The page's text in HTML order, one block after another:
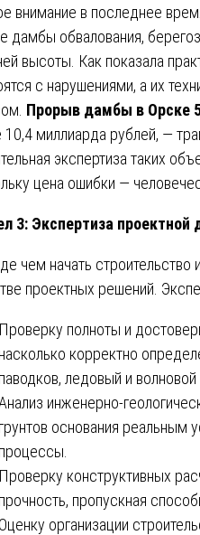
внимание в последнее
дамбы обвалования,
высоты. Как показала
с нарушениями, а их
Прорыв дамбы в Орске
10,4 миллиарда рублей, —
экспертиза таких
цена ошибки —
3: Экспертиза
чем начать строительство
проектных решений.
Проверку полноты и
насколько корректно
паводков, ледовый и
инженерно-
грунтов основания реальным
процессы.
Проверку конструктивных
прочность, пропускная
Оценку организации